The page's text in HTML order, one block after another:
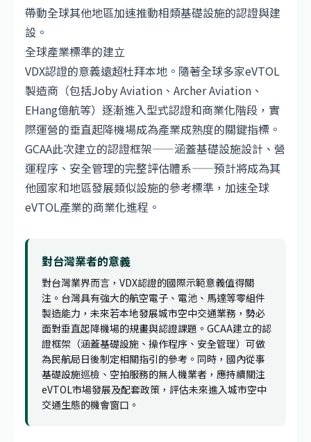
帶動全球其他地區加速推動相類基礎設施的認證與建
設。
全球產業標準的建立
VDX認證的意義遠超杜拜本地。隨著全球多家eVTOL
製造商（包括Joby Aviation 、Archer Aviation、
EHang億航等）逐漸進入型式認證和商業化階段，實
際運營的垂直起降機場成為產業成熟度的關鍵指標。
GCAA此次建立的認證框架——涵蓋基礎設施設計、營
運程序、安全管理的完整評估體系——預計將成為其
他國家和地區發展類似設施的參考標準，加速全球
eVTOL產業的商業化進程。
對台灣業者的意義
對台灣業界而言，VDX認證的國際示範意義值得關
注。台灣具有強大的航空電子、電池、馬達等零組件
製造能力，未來若本地發展城市空中交通業務，勢必
面對垂直起降機場的規畫與認證課題。GCAA建立的認
證框架（涵蓋基礎設施、操作程序、安全管理）可做
為民航局日後制定相關指引的參考。同時，國內從事
基礎設施巡檢、空拍服務的無人機業者，應持續關注
eVTOL市場發展及配套政策，評估未來進入城市空中
交通生態的機會窗口。